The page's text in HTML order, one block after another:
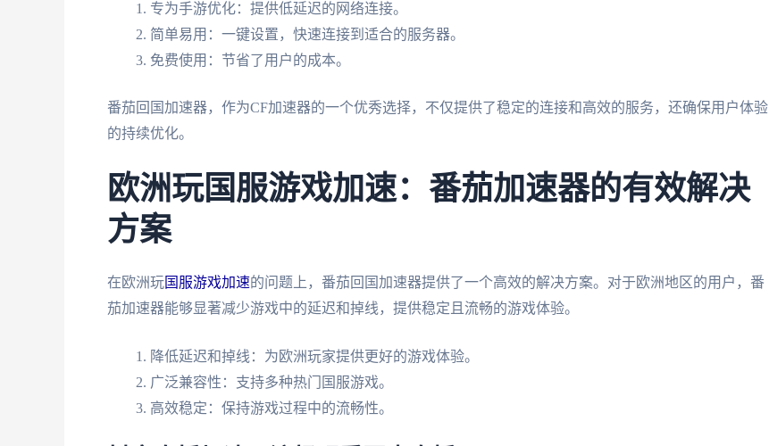
专为手游优化：提供低延迟的网络连接。
简单易用：一键设置，快速连接到适合的服务器。
免费使用：节省了用户的成本。
番茄回国加速器，作为CF加速器的一个优秀选择，不仅提供了稳定的连接和高效的服务，还确保用户体验
的持续优化。
欧洲玩国服游戏加速：番茄加速器的有效解决
方案
在欧洲玩国服游戏加速的问题上，番茄回国加速器提供了一个高效的解决方案。对于欧洲地区的用户，番
茄加速器能够显著减少游戏中的延迟和掉线，提供稳定且流畅的游戏体验。
降低延迟和掉线：为欧洲玩家提供更好的游戏体验。
广泛兼容性：支持多种热门国服游戏。
高效稳定：保持游戏过程中的流畅性。